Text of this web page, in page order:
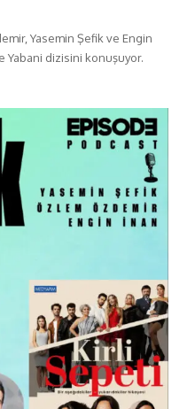
Yasemin Şefik ve Engin
Yabani dizisini konuşuyor.